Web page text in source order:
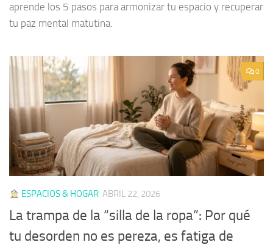
aprende los 5 pasos para armonizar tu espacio y recuperar
tu paz mental matutina.
0
ESPACIOS & HOGAR ABRIL 22, 2026
La trampa de la “silla de la ropa”: Por qué
tu desorden no es pereza, es fatiga de